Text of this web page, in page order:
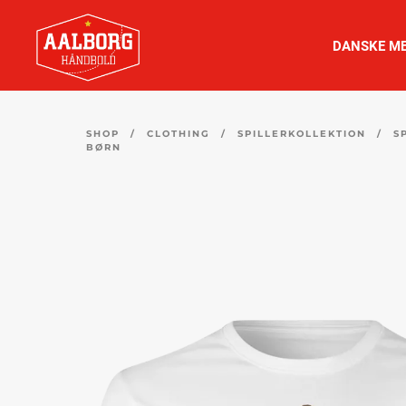
DANSKE
SHOP /CLOTHING /SPILLERKOLLEKTION /
BØRN